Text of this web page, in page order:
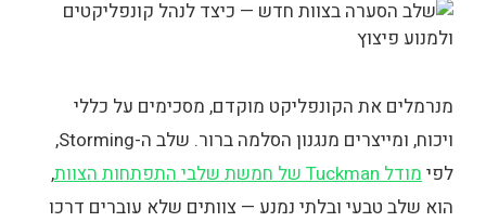
מנרמלים את הקונפליקט מוקדם, מסכימים על כללי
ויכוח, ומייצרים מנגנון הסלמה ברור. שלב ה-Storming,
לפי מודל Tuckman של חמשת שלבי התפתחות הצוות
,
הוא שלב טבעי ובלתי נמנע — צוותים שלא עוברים דרכו